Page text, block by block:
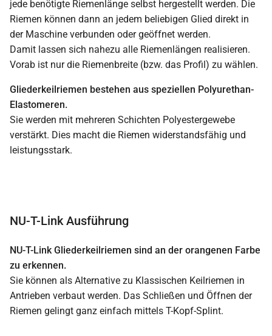
jede benötigte Riemenlänge selbst hergestellt werden. Die
Riemen können dann an jedem beliebigen Glied direkt in
der Maschine verbunden oder geöffnet werden.
Damit lassen sich nahezu alle Riemenlängen realisieren.
Vorab ist nur die Riemenbreite (bzw. das Profil) zu wählen.
Gliederkeilriemen bestehen aus speziellen Polyurethan-
Elastomeren.
Sie werden mit mehreren Schichten Polyestergewebe
verstärkt. Dies macht die Riemen widerstandsfähig und
leistungsstark.
NU-T-Link Ausführung
NU-T-Link Gliederkeilriemen sind an der orangenen Farbe
zu erkennen.
Sie können als Alternative zu Klassischen Keilriemen in
Antrieben verbaut werden. Das Schließen und Öffnen der
Riemen gelingt ganz einfach mittels T-Kopf-Splint.